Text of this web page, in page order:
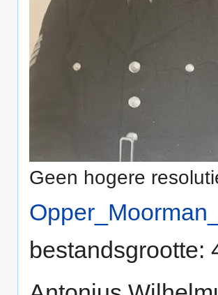
Geen hogere
bestandsgrootte: